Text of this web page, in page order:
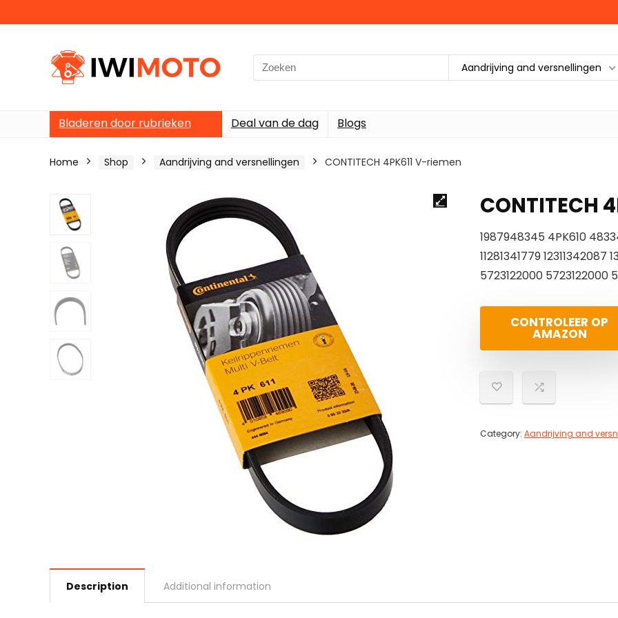
Search
for:
Aandrijving and versnellingen
Bladeren door rubrieken Deal van de dag Blogs
Home Shop Aandrijving and versnellingen CONTITECH 4PK611 V-riemen
CONTITECH
1987948345 4PK610
11281341779 12311342087
5723122000 5723122000
CONTROLEER OP
AMAZON
Category: Aandrijving and
Description Additional information